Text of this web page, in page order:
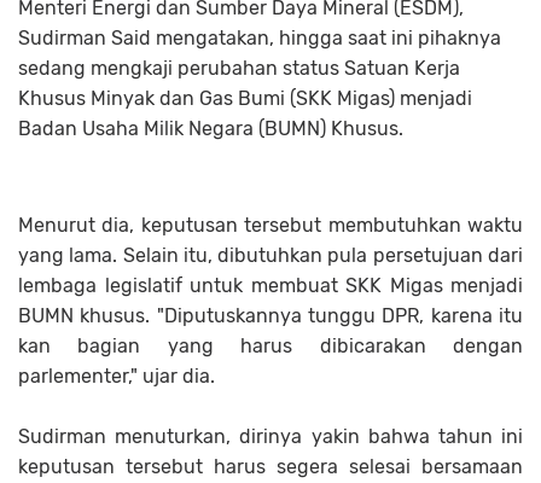
Menteri Energi dan Sumber Daya Mineral (ESDM),
Sudirman Said mengatakan, hingga saat ini pihaknya
sedang mengkaji perubahan status Satuan Kerja
Khusus Minyak dan Gas Bumi (SKK Migas) menjadi
Badan Usaha Milik Negara (BUMN) Khusus.
Menurut dia, keputusan tersebut membutuhkan waktu
yang lama. Selain itu, dibutuhkan pula persetujuan dari
lembaga legislatif untuk membuat SKK Migas menjadi
BUMN khusus. "Diputuskannya tunggu DPR, karena itu
kan bagian yang harus dibicarakan dengan
parlementer," ujar dia.
Sudirman menuturkan, dirinya yakin bahwa tahun ini
keputusan tersebut harus segera selesai bersamaan